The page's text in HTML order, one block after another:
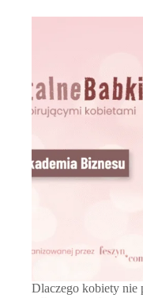
Dlaczego kobiety nie